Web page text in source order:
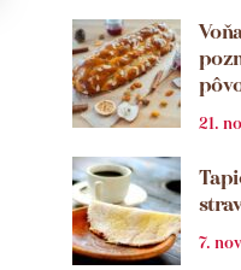
21.
7.